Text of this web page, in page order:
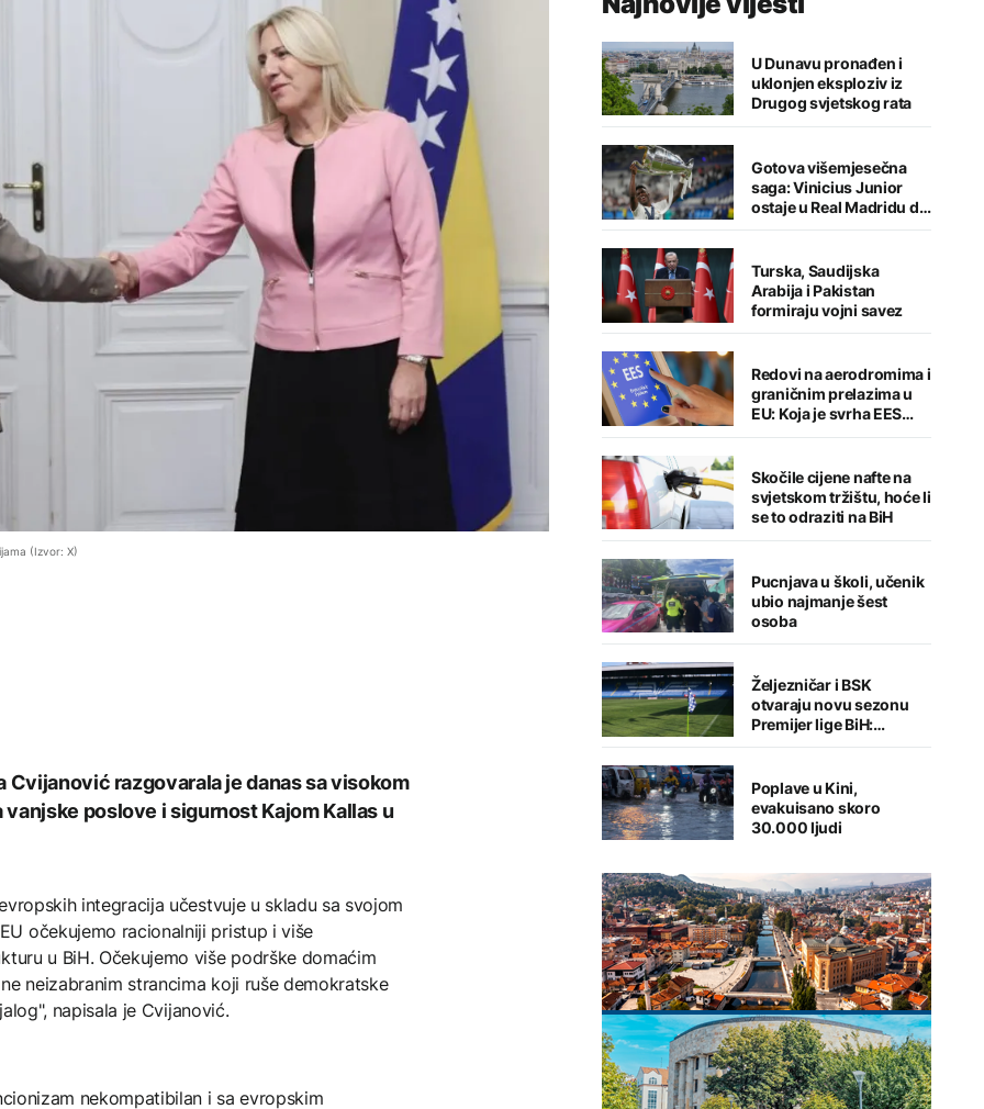
(Izvor: X)
Cvijanović razgovarala je danas sa visokom
poslove i sigurnost Kajom Kallas u
integracija učestvuje u skladu sa svojom
očekujemo racionalniji pristup i više
u BiH. Očekujemo više podrške domaćim
neizabranim strancima koji ruše demokratske
napisala je Cvijanović.
nekompatibilan i sa evropskim
U Dunavu pronađen i
uklonjen eksploziv iz
Drugog svjetskog rata
Gotova višemjesečna
saga: Vinicius Junior
ostaje u Real Madridu do
2032. godine
Turska, Saudijska
Arabija i Pakistan
formiraju vojni savez
Redovi na aerodromima i
graničnim prelazima u
EU: Koja je svrha EES
sistema ako se isključuje
Skočile cijene nafte na
svjetskom tržištu, hoće li
se to odraziti na BiH
Pucnjava u školi, učenik
ubio najmanje šest
osoba
Željezničar i BSK
otvaraju novu sezonu
Premijer lige BiH:
Sarajlije u problemima,
Poplave u Kini,
evakuisano skoro
30.000 ljudi